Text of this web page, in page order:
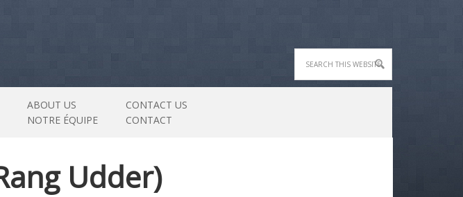
ABOUT US
NOTRE ÉQUIPE
CONTACT US
CONTACT
Udder)